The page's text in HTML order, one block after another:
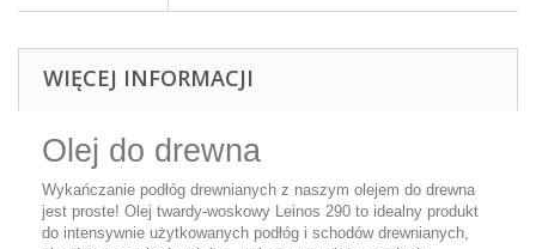
WIĘCEJ INFORMACJI
Olej do drewna
Wykańczanie podłóg drewnianych z naszym olejem do drewna
jest proste! Olej twardy-woskowy Leinos 290 to idealny produkt
do intensywnie użytkowanych podłóg i schodów drewnianych,